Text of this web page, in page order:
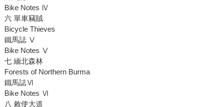
Bike Notes Ⅳ
六 單車竊賊
Bicycle Thieves
鐵馬誌 Ⅴ
Bike Notes Ⅴ
七 緬北森林
Forests of Northern Burma
鐵馬誌Ⅵ
Bike Notes Ⅵ
八 敕使大道